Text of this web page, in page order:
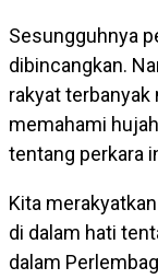
Sesungguhnya
dibincangkan.
rakyat terbanyak
memahami
tentang perkara
Kita
di dalam hati
dalam